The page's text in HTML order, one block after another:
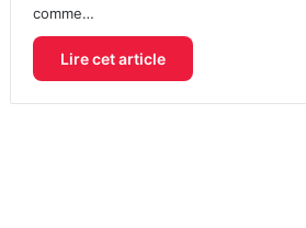
comme…
Lire cet article